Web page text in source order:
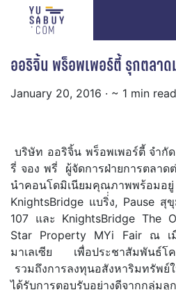
ออริจิ้น พร็อพเพอร์ตี้ รุกตลาด
January 20, 2016 · ~ 1 min read
บริษัท ออริจิ้น พร็อพเพอร์ตี้ จำ
รี่ จอง พรี่ ผู้จัดการฝ่ายการตลาด
นำคอนโดมิเนียมคุณภาพ
KnightsBridge แบริ่่ง, Pause สุ
107 และ KnightsBridge The
Star Property MYi Fair ณ เมื
มาเลเซีย เพื่อประชาสัมพันธ์โ
รวมถึงการลงทุนอสังหาริมทรัพย์
ได้รับการตอบรับอย่างดีจากก